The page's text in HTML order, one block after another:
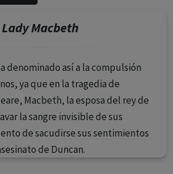
Macbeth
denominado así a la compulsión
ya que en la tragedia de
Macbeth, la esposa del rey de
la sangre invisible de sus
de sacudirse sus sentimientos
de Duncan.